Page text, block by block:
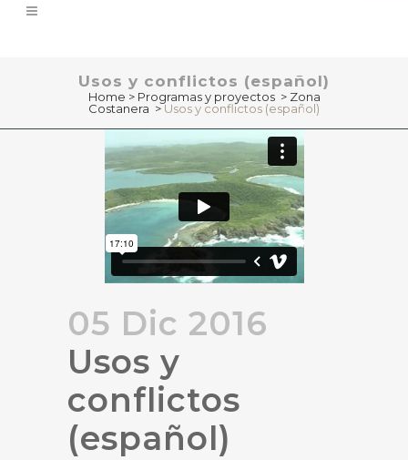
Usos y conflictos (español)
Home > Programas y proyectos > Zona
Costanera >Usos y conflictos (español)
05 Dic 2016
Usos y
conflictos
(español)